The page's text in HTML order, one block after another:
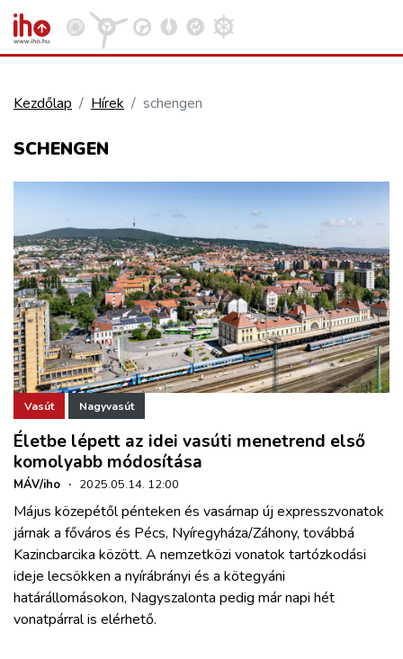
REPÜLÉS
KÖZLEKEDÉSFEJLESZTÉS
ELLÁTÁSI LÁNC
ZÖLDÚT
HAJÓZÁS
BLOG
ARCHÍVUM
WEBSHOP
Kezdőlap Hírek schengen
SCHENGEN
Vasút Nagyvasút
Életbe lépett az idei vasúti menetrend első
komolyabb módosítása
MÁV/iho · 2025.05.14. 12:00
Május közepétől pénteken és vasárnap új expresszvonatok
járnak a főváros és Pécs, Nyíregyháza/Záhony, továbbá
Kazincbarcika között. A nemzetközi vonatok tartózkodási
ideje lecsökken a nyírábrányi és a kötegyáni
határállomásokon, Nagyszalonta pedig már napi hét
vonatpárral is elérhető.